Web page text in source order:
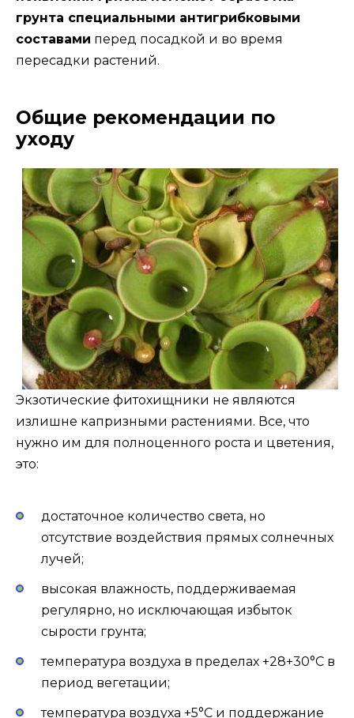
грунта специальными антигрибковыми
составами перед посадкой и во время
пересадки растений.
Общие рекомендации по
уходу
Экзотические фитохищники не являются
излишне капризными растениями. Все, что
нужно им для полноценного роста и цветения,
это:
достаточное количество света, но
отсутствие воздействия прямых солнечных
лучей;
высокая влажность, поддерживаемая
регулярно, но исключающая избыток
сырости грунта;
температура воздуха в пределах +28+30°С в
период вегетации;
температура воздуха +5°С и поддержание